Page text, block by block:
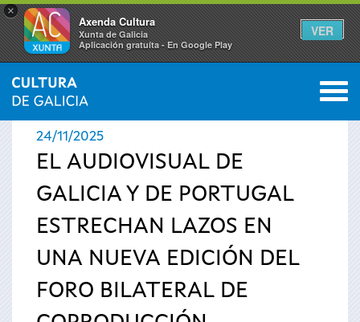
×
Axenda Cultura
Xunta de Galicia
Aplicación gratuíta - En Google Play
VER
Se
encuentra
usted
aquí
INICIO › ACTUALIDAD 0
24/11/2025
EL AUDIOVISUAL DE
GALICIA Y DE PORTUGAL
ESTRECHAN LAZOS EN
UNA NUEVA EDICIÓN DEL
FORO BILATERAL DE